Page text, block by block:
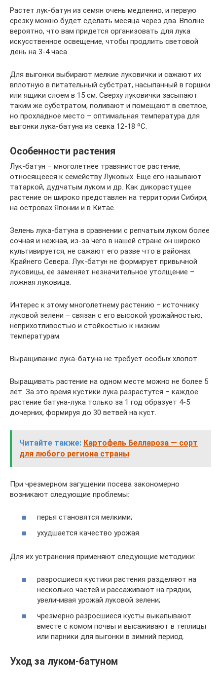
Растет лук-батун из семян очень медленно, и первую
срезку можно будет сделать месяца через два. Вполне
вероятно, что вам придется организовать для лука
искусственное освещение, чтобы продлить световой
день на 3-4 часа.
Для выгонки выбирают мелкие луковички и сажают их
вплотную в питательный субстрат, насыпанный в горшки
или ящики слоем в 15 см. Сверху луковички засыпают
таким же субстратом, поливают и помещают в светлое,
но прохладное место – оптимальная температура для
выгонки лука-батуна из севка 12-18 ºC.
Особенности растения
Лук-батун – многолетнее травянистое растение,
относящееся к семейству Луковых. Еще его называют
татаркой, дудчатым луком и др. Как дикорастущее
растение он широко представлен на территории Сибири,
на островах Японии и в Китае.
Зелень лука-батуна в сравнении с репчатым луком более
сочная и нежная, из-за чего в нашей стране он широко
культивируется, не сажают его разве что в районах
Крайнего Севера. Лук-батун не формирует привычной
луковицы, ее заменяет незначительное утолщение –
ложная луковица.
Интерес к этому многолетнему растению – источнику
луковой зелени – связан с его высокой урожайностью,
неприхотливостью и стойкостью к низким
температурам.
Выращивание лука-батуна не требует особых хлопот
Выращивать растение на одном месте можно не более 5
лет. За это время кустики лука разрастутся – каждое
растение батуна-лука только за 1 год образует 4-5
дочерних, формируя до 30 ветвей на куст.
Читайте также: Картофель Беллароза — сорт
для любого региона страны
При чрезмерном загущении посева закономерно
возникают следующие проблемы:
перья становятся мелкими;
ухудшается качество урожая.
Для их устранения применяют следующие методики:
разросшиеся кустики растения разделяют на
несколько частей и рассаживают на грядки,
увеличивая урожай луковой зелени;
чрезмерно разросшиеся кусты выкапывают
вместе с комом почвы и высаживают в теплицы
или парники для выгонки в зимний период.
Уход за луком-батуном